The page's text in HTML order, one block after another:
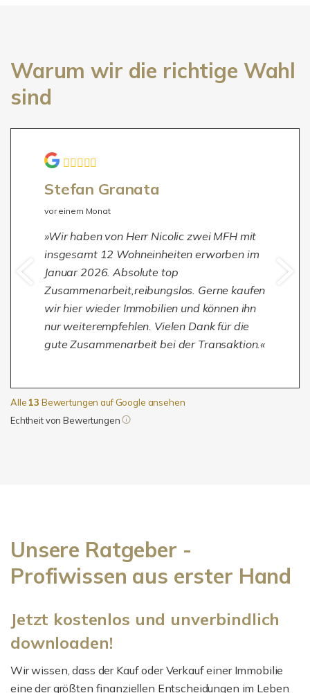
Warum wir die richtige Wahl
sind
Stefan Granata
vor einem Monat
Wir haben von Herr Nicolic zwei MFH mit
insgesamt 12 Wohneinheiten erworben im
Januar 2026. Absolute top
Zusammenarbeit,reibungslos. Gerne kaufen
wir hier wieder Immobilien und können ihn
nur weiterempfehlen. Vielen Dank für die
gute Zusammenarbeit bei der Transaktion.
Alle 13 Bewertungen auf Google ansehen
Echtheit von Bewertungen
Unsere Ratgeber -
Profiwissen aus erster Hand
Jetzt kostenlos und unverbindlich
downloaden!
Wir wissen, dass der Kauf oder Verkauf einer Immobilie
eine der größten finanziellen Entscheidungen im Leben